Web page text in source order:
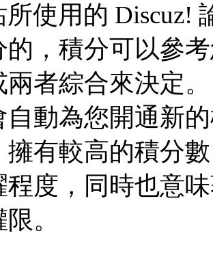
使用的 Discuz!
的，積分可以參
兩者綜合來決定
自動為您開通新
擁有較高的積分
程度，同時也意
。